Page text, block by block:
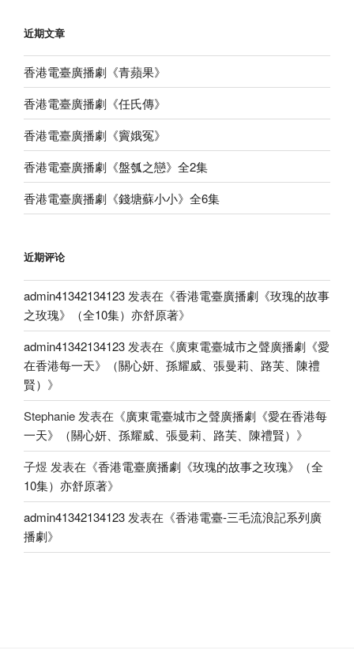
近期文章
香港電臺廣播劇《青蘋果》
香港電臺廣播劇《任氏傳》
香港電臺廣播劇《竇娥冤》
香港電臺廣播劇《盤瓠之戀》全2集
香港電臺廣播劇《錢塘蘇小小》全6集
近期评论
admin41342134123发表在《香港電臺廣播劇《玫瑰的故事
之玫瑰》（全10集）亦舒原著》
admin41342134123发表在《廣東電臺城市之聲廣播劇《愛
在香港每一天》（關心妍、孫耀威、張曼莉、路芙、陳禮
賢） 》
Stephanie发表在《廣東電臺城市之聲廣播劇《愛在香港每
一天》（關心妍、孫耀威、張曼莉、路芙、陳禮賢） 》
子煜 发表在《香港電臺廣播劇《玫瑰的故事之玫瑰》（全
10集）亦舒原著》
admin41342134123发表在《香港電臺-三毛流浪記系列廣
播劇》